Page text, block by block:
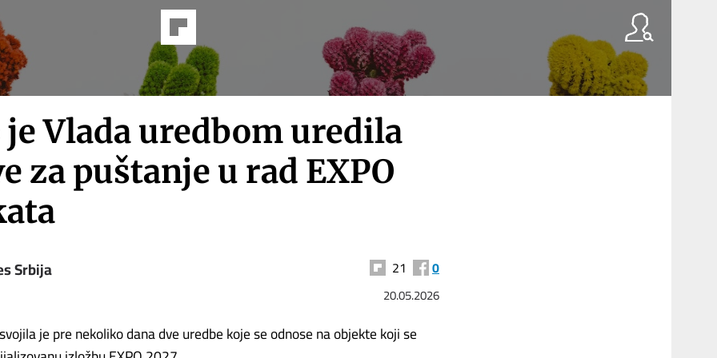
je Vlada uredbom uredila
za puštanje u rad EXPO
Srbija 21 0
20.05.2026
je pre nekoliko dana dve uredbe koje se odnose na objekte koji se